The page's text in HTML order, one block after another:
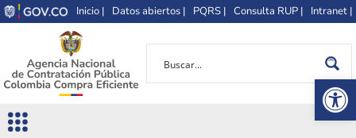
Inicio | Datos abiertos | PQRS | Consulta RUP | Intranet |